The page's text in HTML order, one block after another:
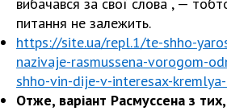
питання не залежить.
https://site.ua/repl.1/te-shho-
nazivaje-rasmussena-vorogom-
shho-vin-dije-v-interesax-
Отже, варіант Расмуссена з